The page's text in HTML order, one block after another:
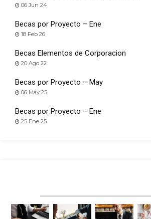
06 Jun 24
Becas por Proyecto – Ene
18 Feb 26
Becas Elementos de Corporacion
20 Ago 22
Becas por Proyecto – May
06 May 25
Becas por Proyecto – Ene
25 Ene 25